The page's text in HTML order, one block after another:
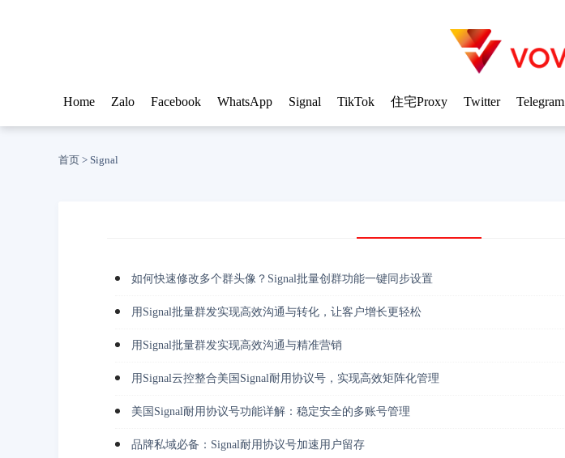
Home Zalo Facebook WhatsApp Signal TikTok 住宅Proxy Twitter Telegram
首页 > Signal
如何快速修改多个群头像？Signal批量创群功能一键同步设置
用Signal批量群发实现高效沟通与转化，让客户增长更轻松
用Signal批量群发实现高效沟通与精准营销
用Signal云控整合美国Signal耐用协议号，实现高效矩阵化管理
美国Signal耐用协议号功能详解：稳定安全的多账号管理
品牌私域必备：Signal耐用协议号加速用户留存